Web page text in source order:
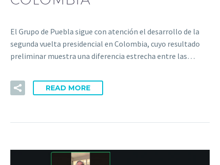
El Grupo de Puebla sigue con atención el desarrollo de la
segunda vuelta presidencial en Colombia, cuyo resultado
preliminar muestra una diferencia estrecha entre las…
READ MORE